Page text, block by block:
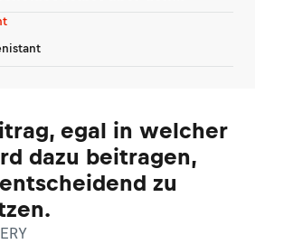
egal in welcher
dazu beitragen,
zu